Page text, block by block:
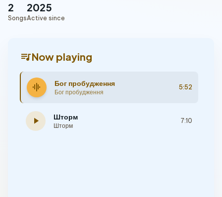
2
Songs
2025
Active since
queue_musicNow playing
graphic_eq Бог пробудження
Бог пробудження
5:52
play_arrow Шторм
Шторм
7:10